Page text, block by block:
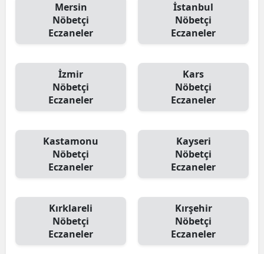
Mersin
Nöbetçi
Eczaneler
İstanbul
Nöbetçi
Eczaneler
İzmir
Nöbetçi
Eczaneler
Kars
Nöbetçi
Eczaneler
Kastamonu
Nöbetçi
Eczaneler
Kayseri
Nöbetçi
Eczaneler
Kırklareli
Nöbetçi
Eczaneler
Kırşehir
Nöbetçi
Eczaneler